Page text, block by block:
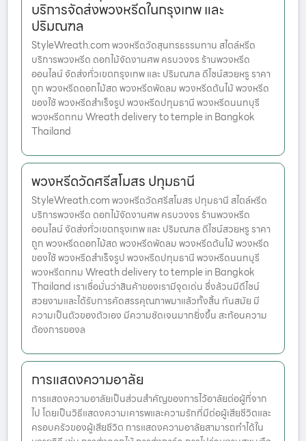
บริการจัดส่งพวงหรีดในกรุงเทพ และ
ปริมณฑล
StyleWreath.com พวงหรีดวัดสุนทรธรรมทาน สไตล์หรีด
บริการพวงหรีด ดอกไม้จัดงานศพ ครบวงจร ร้านพวงหรีด
ออนไลน์ จัดส่งทั่วเขตกรุงเทพ และ ปริมณฑล ดีไซน์สวยหรู ราคา
ถูก พวงหรีดดอกไม้สด พวงหรีดพัดลม พวงหรีดต้นไม้ พวงหรีด
ของใช้ พวงหรีดสำเร็จรูป พวงหรีดปทุมธานี พวงหรีดนนทบุรี
พวงหรีดกทม Wreath delivery to temple in Bangkok
Thailand
พวงหรีดวัดศรีสโมสร ปทุมธานี
StyleWreath.com พวงหรีดวัดศรีสโมสร ปทุมธานี สไตล์หรีด
บริการพวงหรีด ดอกไม้จัดงานศพ ครบวงจร ร้านพวงหรีด
ออนไลน์ จัดส่งทั่วเขตกรุงเทพ และ ปริมณฑล ดีไซน์สวยหรู ราคา
ถูก พวงหรีดดอกไม้สด พวงหรีดพัดลม พวงหรีดต้นไม้ พวงหรีด
ของใช้ พวงหรีดสำเร็จรูป พวงหรีดปทุมธานี พวงหรีดนนทบุรี
พวงหรีดกทม Wreath delivery to temple in Bangkok
Thailand เราเชื่อมั่นว่าสินค้าของเรามีจุดเด่น ซึ่งล้วนมีดีไซน์
สวยงามและได้รับการคัดสรรคุณภาพมาแล้วทั้งสิ้น ทันสมัย มี
ความเป็นตัวของตัวเอง มีความชัดเจนมากยิ่งขึ้น สะท้อนความ
ต้องการของล
การแสดงความอาลัย
การแสดงความอาลัยเป็นส่วนสำคัญของการไว้อาลัยต่อผู้ที่จาก
ไป โดยเป็นวิธีแสดงความเคารพและความรักที่มีต่อผู้เสียชีวิตและ
ครอบครัวของผู้เสียชีวิต การแสดงความอาลัยสามารถทำได้ใน